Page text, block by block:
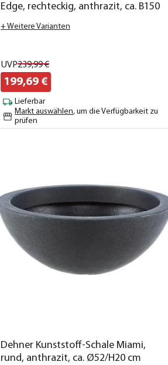
Edge, rechteckig, anthrazit, ca. B150
+ Weitere Varianten
UVP239,99€
199,69 €
Lieferbar
Markt auswählen, um die Verfügbarkeit zu
prüfen
Dehner Kunststoff-Schale Miami,
rund, anthrazit, ca. Ø52/H20 cm